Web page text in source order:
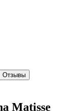
Отзывы
Matisse